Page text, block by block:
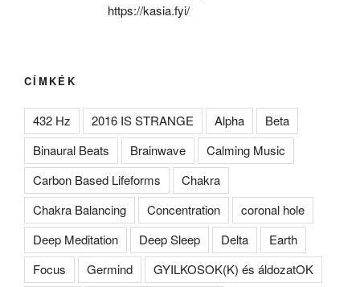
https://kasia.fyi/
CÍMKÉK
432 Hz 2016 IS STRANGE Alpha
Beta
Binaural Beats
Brainwave
Calming Music
Carbon Based Lifeforms
Chakra
Chakra Balancing
Concentration
coronal hole
Deep Meditation
Deep Sleep Delta
Earth
Focus
Germind GYILKOSOK(K) és áldozatOK